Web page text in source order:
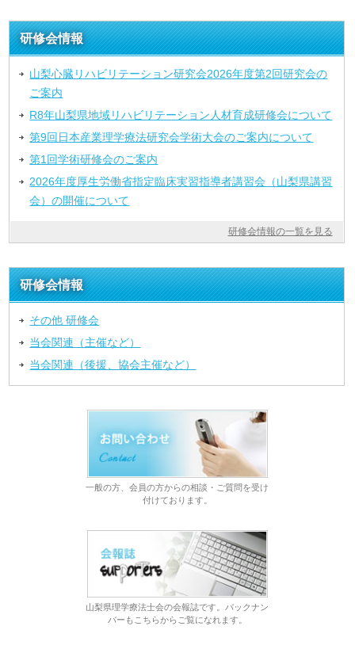
研修会情報
山梨心臓リハビリテーション研究会2026年度第2回研究会の
ご案内
R8年山梨県地域リハビリテーション人材育成研修会について
第9回日本産業理学療法研究会学術大会のご案内について
第1回学術研修会のご案内
2026年度厚生労働省指定臨床実習指導者講習会（山梨県講習
会）の開催について
研修会情報の一覧を見る
研修会情報
その他 研修会
当会関連（主催など）
当会関連（後援、協会主催など）
一般の方、会員の方からの相談・ご質問を受け
付けております。
山梨県理学療法士会の会報誌です。バックナン
バーもこちらからご覧になれます。